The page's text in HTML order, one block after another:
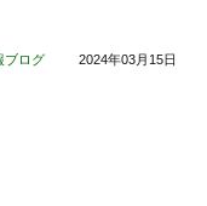
ブログ 2024年03月15日